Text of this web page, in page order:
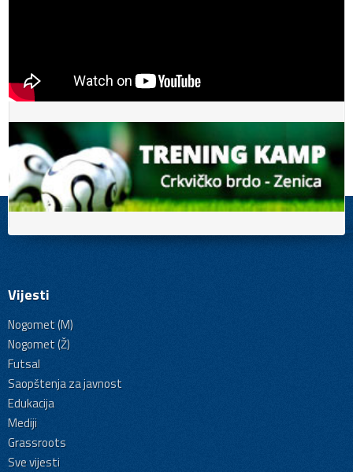
Vijesti
Nogomet (M)
Nogomet (Ž)
Futsal
Saopštenja za javnost
Edukacija
Mediji
Grassroots
Sve vijesti